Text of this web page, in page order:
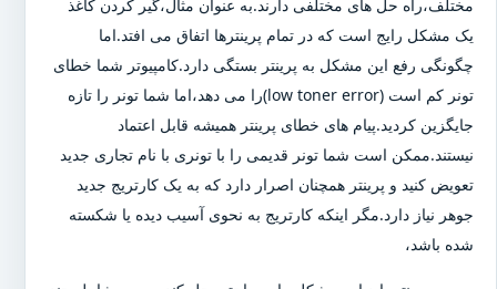
مختلف،راه حل های مختلفی دارند.به عنوان مثال،گیر کردن کاغذ
یک مشکل رایج است که در تمام پرینترها اتفاق می افتد.اما
چگونگی رفع این مشکل به پرینتر بستگی دارد.کامپیوتر شما خطای
تونر کم است (low toner error)را می دهد،اما شما تونر را تازه
جایگزین کردید.پیام های خطای پرینتر همیشه قابل اعتماد
نیستند.ممکن است شما تونر قدیمی را با تونری با نام تجاری جدید
تعویض کنید و پرینتر همچنان اصرار دارد که به یک کارتریج جدید
جوهر نیاز دارد.مگر اینکه کارتریج به نحوی آسیب دیده یا شکسته
شده باشد،